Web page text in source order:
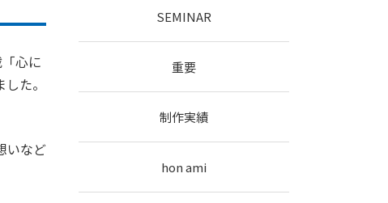
心に
た。
いなど
SEMINAR
重要
制作実績
hon ami